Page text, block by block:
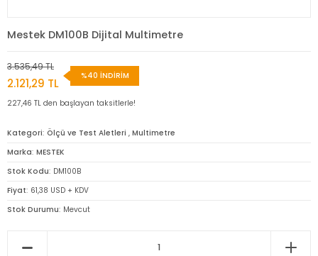
Mestek DM100B Dijital Multimetre
3.535,49 TL
2.121,29 TL
%40 İNDİRİM
227,46 TL den başlayan taksitlerle!
Kategori Ölçü ve Test Aletleri , Multimetre
Marka MESTEK
Stok Kodu DM100B
Fiyat 61,38 USD + KDV
Stok Durumu Mevcut